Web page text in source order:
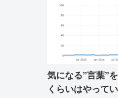
気になる”言葉”
くらいはやって